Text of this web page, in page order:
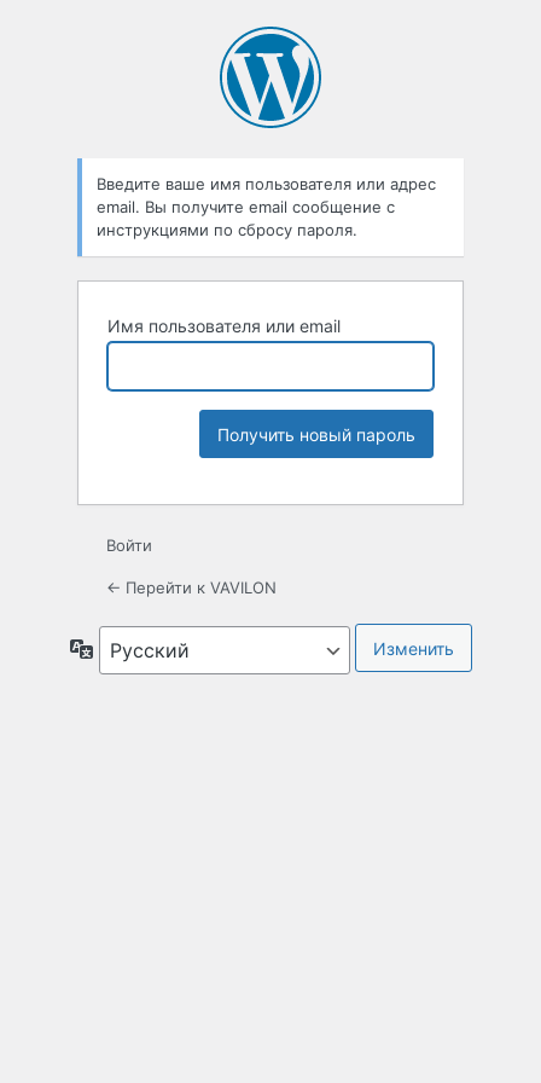
Введите ваше имя пользователя или адрес
email. Вы получите email сообщение с
инструкциями по сбросу пароля.
Имя пользователя или email
Войти
← Перейти к VAVILON
Язык